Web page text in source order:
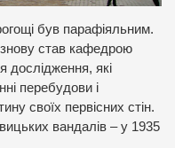
був парафіяльним.
знову став кафедрою
дослідження, які
перебудови і
своїх первісних стін.
вандалів – у 1935